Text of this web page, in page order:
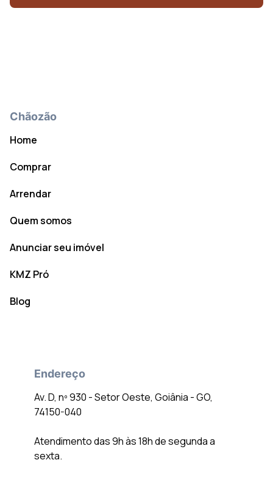
Chãozão
Home
Comprar
Arrendar
Quem somos
Anunciar seu imóvel
KMZ Pró
Blog
Endereço
Av. D, nº 930 - Setor Oeste, Goiânia - GO,
74150-040
Atendimento das 9h às 18h de segunda a
sexta.